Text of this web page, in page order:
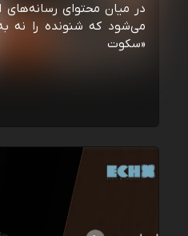
در میان محتوای رسانه‌های
می‌شود که شنونده را نه
«سکوت